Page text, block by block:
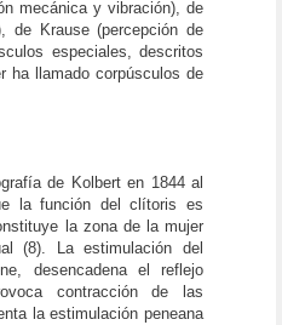
mecánica y vibración), de
de Krause (percepción de
especiales, descritos
ha llamado corpúsculos de
de Kolbert en 1844 al
la función del clítoris es
la zona de la mujer
(8). La estimulación del
desencadena el reflejo
contracción de las
la estimulación peneana